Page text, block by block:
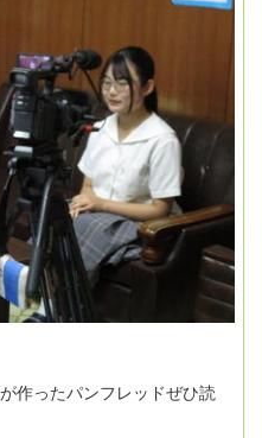
作ったパンフレッドぜひ読